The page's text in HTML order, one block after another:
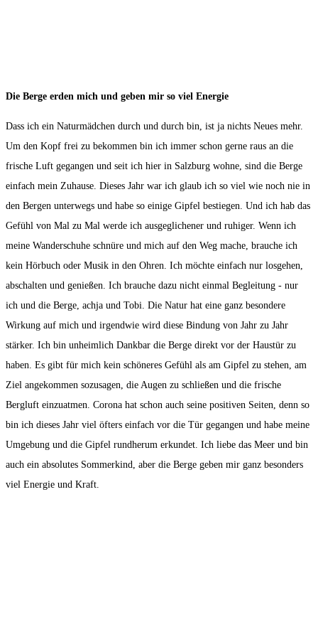
Die Berge erden mich und geben mir so viel Energie
Dass ich ein Naturmädchen durch und durch bin, ist ja nichts Neues mehr.
Um den Kopf frei zu bekommen bin ich immer schon gerne raus an die
frische Luft gegangen und seit ich hier in Salzburg wohne, sind die Berge
einfach mein Zuhause. Dieses Jahr war ich glaub ich so viel wie noch nie in
den Bergen unterwegs und habe so einige Gipfel bestiegen. Und ich hab das
Gefühl von Mal zu Mal werde ich ausgeglichener und ruhiger. Wenn ich
meine Wanderschuhe schnüre und mich auf den Weg mache, brauche ich
kein Hörbuch oder Musik in den Ohren. Ich möchte einfach nur losgehen,
abschalten und genießen. Ich brauche dazu nicht einmal Begleitung - nur
ich und die Berge, achja und Tobi. Die Natur hat eine ganz besondere
Wirkung auf mich und irgendwie wird diese Bindung von Jahr zu Jahr
stärker. Ich bin unheimlich Dankbar die Berge direkt vor der Haustür zu
haben. Es gibt für mich kein schöneres Gefühl als am Gipfel zu stehen, am
Ziel angekommen sozusagen, die Augen zu schließen und die frische
Bergluft einzuatmen. Corona hat schon auch seine positiven Seiten, denn so
bin ich dieses Jahr viel öfters einfach vor die Tür gegangen und habe meine
Umgebung und die Gipfel rundherum erkundet. Ich liebe das Meer und bin
auch ein absolutes Sommerkind, aber die Berge geben mir ganz besonders
viel Energie und Kraft.